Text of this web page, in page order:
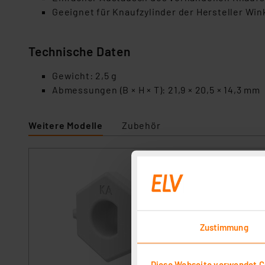
Zustimmung
Geeignet für Knaufzylinder der Hersteller
Technische Daten
Gewicht: 2,5 g
Abmessungen (B × H × T): 21,9 × 20,5 × 14,3 mm
Weitere Modelle Zubehör
sofort